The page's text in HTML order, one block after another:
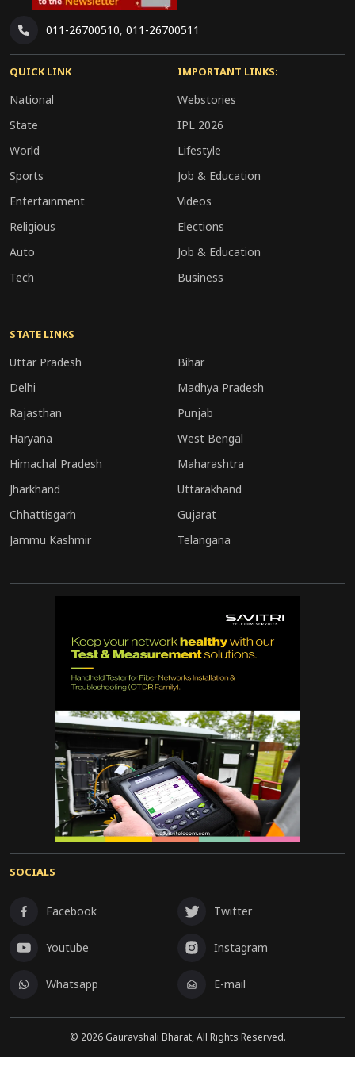
011-26700510, 011-26700511
QUICK LINK
National
State
World
Sports
Entertainment
Religious
Auto
Tech
IMPORTANT LINKS:
Webstories
IPL 2026
Lifestyle
Job & Education
Videos
Elections
Job & Education
Business
STATE LINKS
Uttar Pradesh
Bihar
Delhi
Madhya Pradesh
Rajasthan
Punjab
Haryana
West Bengal
Himachal Pradesh
Maharashtra
Jharkhand
Uttarakhand
Chhattisgarh
Gujarat
Jammu Kashmir
Telangana
SOCIALS
Facebook Twitter
Youtube Instagram
Whatsapp E-mail
© 2026Gauravshali Bharat, All Rights Reserved.